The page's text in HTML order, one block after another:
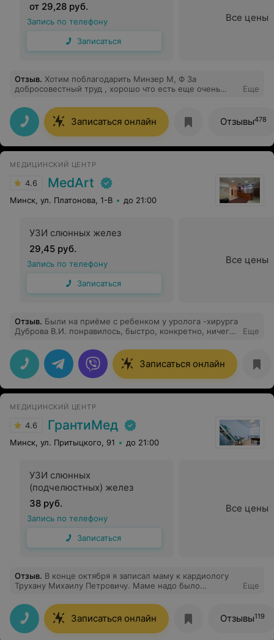
от 29,28 руб.
Запись по телефону
Записаться
Все цены
Отзыв. Хотим поблагодарить Минзер М, Ф За
добросовестный труд , хорошо что есть еще очень
Еще
Записаться онлайн Отзывы478
МЕДИЦИНСКИЙ ЦЕНТР
4.6 MedArt
Минск, ул. Платонова, 1-В до 21:00
УЗИ слюнных желез
29,45 руб.
Запись по телефону
Записаться
Все цены
Отзыв. Были на приёме с ребенком у уролога -хирурга
Дуброва В.И. понравилось, быстро, конкретно, ничего
Еще
Записаться онлайн
МЕДИЦИНСКИЙ ЦЕНТР
4.6 ГрантиМед
Минск, ул. Притыцкого, 91 до 21:00
УЗИ слюнных
(подчелюстных) желез
38 руб.
Запись по телефону
Записаться
Все цены
Отзыв. В конце октября я записал маму к кардиологу
Трухану Михаилу Петровичу. Маме надо было
препарату, который она принимает. Доктор очень
внимательно все расспросил, препарат подобрал,
выписал рецепт, дал кучу рекомендаций. Будем
обращаться в случае необходимости! Спасибо!
Еще
Записаться онлайн Отзывы119